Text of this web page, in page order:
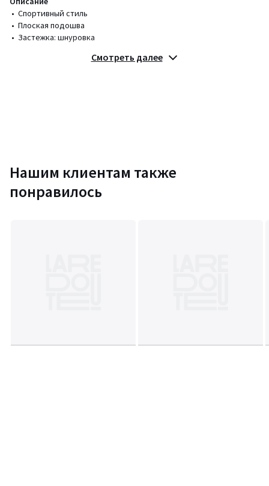
• Спортивный стиль
• Плоская подошва
• Застежка: шнуровка
Смотреть далее
Нашим клиентам также
понравилось